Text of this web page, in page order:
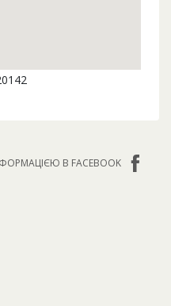
В FACEBOOK